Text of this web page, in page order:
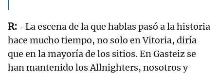
-La escena de la que hablas pasó a la historia
hace mucho tiempo, no solo en Vitoria, diría
que en la mayoría de los sitios. En Gasteiz se
han mantenido los Allnighters, nosotros y